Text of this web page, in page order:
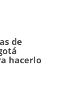
de
hacerlo